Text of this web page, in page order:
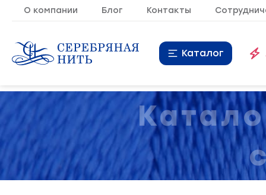
О компании Блог Контакты
Каталог
Молния 9
Резинка 10
Кант